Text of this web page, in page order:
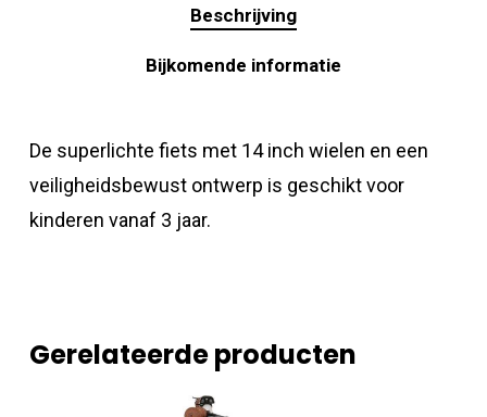
Beschrijving
Bijkomende informatie
De superlichte fiets met 14 inch wielen en een
veiligheidsbewust ontwerp is geschikt voor
kinderen vanaf 3 jaar.
Gerelateerde producten